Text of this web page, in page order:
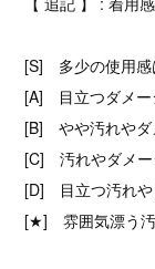
[S] 多少の使用感
[A] 目立つダメー
[B] やや汚れやダ
[C] 汚れやダメー
[D] 目立つ汚れや
[★] 雰囲気漂う汚